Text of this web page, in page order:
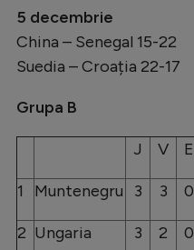
5 decembrie
China – Senegal 15-22
Suedia – Croația 22-17
Grupa B
J V E
1 Muntenegru 3 3 0
2 Ungaria 3 2 0